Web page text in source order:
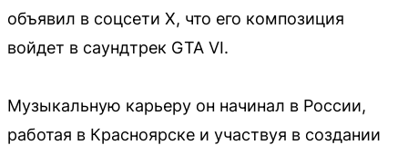
объявил в соцсети X, что его композиция
войдет в саундтрек GTA VI.
Музыкальную карьеру он начинал в России,
работая в Красноярске и участвуя в создании